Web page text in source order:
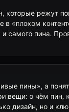
которые режут
в «плохом
самого пина.
пины», а
вещи: о чём пин,
дизайн, но и